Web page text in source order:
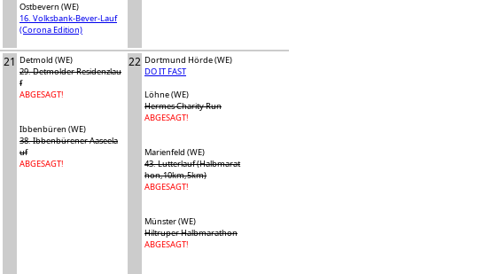
Ostbevern (WE)
16. Volksbank-Bever-Lauf
(Corona Edition)
21 Detmold (WE)
29. Detmolder Residenzlau
f
ABGESAGT!
Ibbenbüren (WE)
38. Ibbenbürener Aaseela
uf
ABGESAGT!
22 Dortmund Hörde (WE)
DO IT FAST
Löhne (WE)
Hermes Charity Run
ABGESAGT!
Marienfeld (WE)
43. Lutterlauf (Halbmarat
hon,10km,5km)
ABGESAGT!
Münster (WE)
Hiltruper Halbmarathon
ABGESAGT!